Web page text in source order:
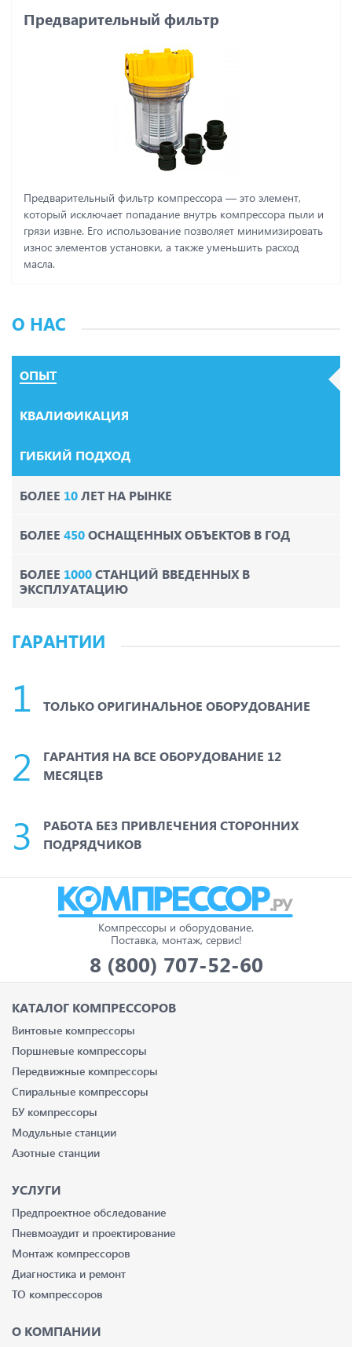
Предварительный фильтр
Предварительный фильтр компрессора ― это элемент,
который исключает попадание внутрь компрессора пыли и
грязи извне. Его использование позволяет минимизировать
износ элементов установки, а также уменьшить расход
масла.
О НАС
ОПЫТ
КВАЛИФИКАЦИЯ
ГИБКИЙ ПОДХОД
БОЛЕЕ 10ЛЕТ НА РЫНКЕ
БОЛЕЕ 450ОСНАЩЕННЫХ ОБЪЕКТОВ В ГОД
БОЛЕЕ 1000СТАНЦИЙ ВВЕДЕННЫХ В
ЭКСПЛУАТАЦИЮ
ГАРАНТИИ
ТОЛЬКО ОРИГИНАЛЬНОЕ ОБОРУДОВАНИЕ
ГАРАНТИЯ НА ВСЕ ОБОРУДОВАНИЕ 12
МЕСЯЦЕВ
РАБОТА БЕЗ ПРИВЛЕЧЕНИЯ СТОРОННИХ
ПОДРЯДЧИКОВ
Компрессоры и оборудование.
Поставка, монтаж, сервис!
8 (800) 707-52-60
КАТАЛОГ КОМПРЕССОРОВ
Винтовые компрессоры
Поршневые компрессоры
Передвижные компрессоры
Спиральные компрессоры
БУ компрессоры
Модульные станции
Азотные станции
УСЛУГИ
Предпроектное обследование
Пневмоаудит и проектирование
Монтаж компрессоров
Диагностика и ремонт
ТО компрессоров
О КОМПАНИИ